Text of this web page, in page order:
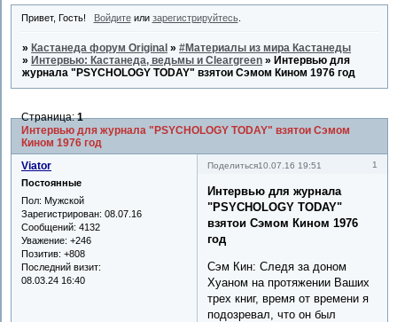
Привет, Гость! Войдитеили зарегистрируйтесь.
» Кастанеда форум Original »#Материалы из мира Кастанеды
» Интервью: Кастанеда, ведьмы и Cleargreen » Интервью для
журнала "PSYCHOLOGY TODAY" взятои Сэмом Кином 1976 год
Интервью для журнала "PSYCHOLOGY TODAY" взятои Сэмом
Кином 1976 год
Страница:1
Поделиться 1
10.07.16 19:51
Viator
Постоянные
Пол: Мужской
Зарегистрирован: 08.07.16
Сообщений: 4132
Уважение: +246
Позитив: +808
Последний визит:
08.03.24 16:40
Интервью для журнала
"PSYCHOLOGY TODAY"
взятои Сэмом Кином 1976
год
Сэм Кин: Следя за доном
Хуаном на протяжении Ваших
трех книг, время от времени я
подозревал, что он был